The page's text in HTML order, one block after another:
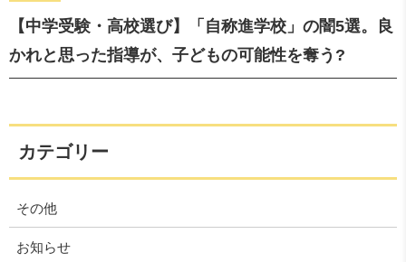
【中学受験・高校選び】「自称進学校」の闇5選。良
かれと思った指導が、子どもの可能性を奪う?
カテゴリー
その他
お知らせ